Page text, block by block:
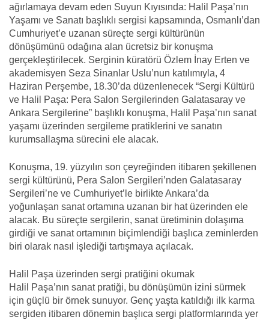
ağırlamaya devam eden Suyun Kıyısında: Halil Paşa’nın
Yaşamı ve Sanatı başlıklı sergisi kapsamında, Osmanlı’dan
Cumhuriyet’e uzanan süreçte sergi kültürünün
dönüşümünü odağına alan ücretsiz bir konuşma
gerçekleştirilecek. Serginin küratörü Özlem İnay Erten ve
akademisyen Seza Sinanlar Uslu’nun katılımıyla, 4
Haziran Perşembe, 18.30’da düzenlenecek “Sergi Kültürü
ve Halil Paşa: Pera Salon Sergilerinden Galatasaray ve
Ankara Sergilerine” başlıklı konuşma, Halil Paşa’nın sanat
yaşamı üzerinden sergileme pratiklerini ve sanatın
kurumsallaşma sürecini ele alacak.
Konuşma, 19. yüzyılın son çeyreğinden itibaren şekillenen
sergi kültürünü, Pera Salon Sergileri’nden Galatasaray
Sergileri’ne ve Cumhuriyet’le birlikte Ankara’da
yoğunlaşan sanat ortamına uzanan bir hat üzerinden ele
alacak. Bu süreçte sergilerin, sanat üretiminin dolaşıma
girdiği ve sanat ortamının biçimlendiği başlıca zeminlerden
biri olarak nasıl işlediği tartışmaya açılacak.
Halil Paşa üzerinden sergi pratiğini okumak
Halil Paşa’nın sanat pratiği, bu dönüşümün izini sürmek
için güçlü bir örnek sunuyor. Genç yaşta katıldığı ilk karma
sergiden itibaren dönemin başlıca sergi platformlarında yer